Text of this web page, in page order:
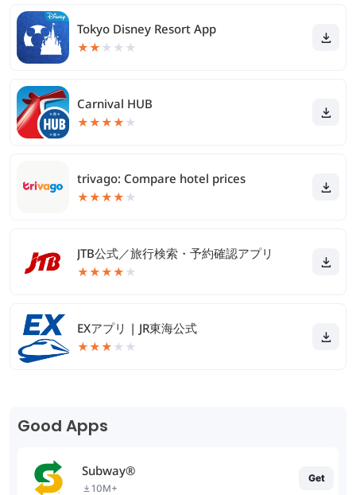
Tokyo Disney Resort App
★★ ★ ★ ★
Carnival HUB
★★★★ ★
trivago: Compare hotel prices
★★★★ ★
JTB公式／旅行検索・予約確認アプリ
★★★★ ★
EXアプリ | JR東海公式
★★★ ★ ★
Good Apps
Subway®
10M+
Get